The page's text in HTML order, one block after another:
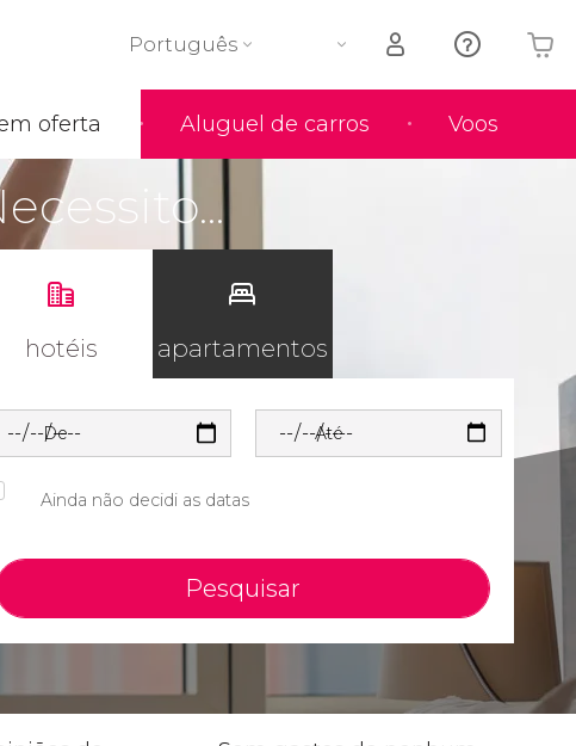
oferta Aluguel de carros Voos
Português
O seu carrinho está vazio
hotéis apartamentos
De Até
Ainda não decidi as datas
Pesquisar